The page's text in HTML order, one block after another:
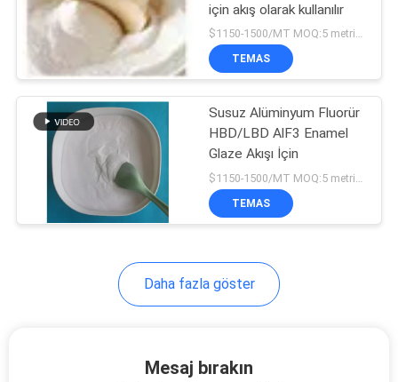
için akış olarak kullanılır
$1150-1500/MT MOQ:5 metrik ton
TEMAS
Susuz Alüminyum Fluorür
HBD/LBD AlF3 Enamel
Glaze Akışı İçin
$1150-1500/MT MOQ:5 metrik ton
TEMAS
Daha fazla göster
Mesaj bırakın